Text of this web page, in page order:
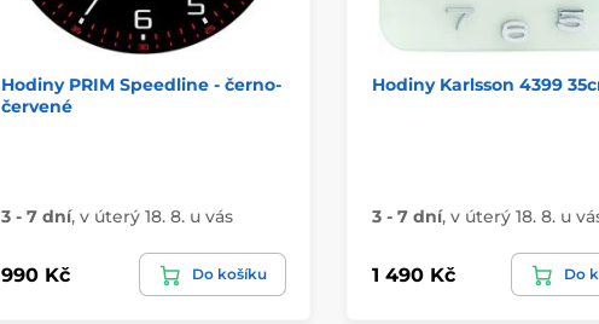
Hodiny PRIM Speedline - černo-
červené
3 - 7 dní, v úterý 18. 8. u vás
990 Kč Do košíku
Hodiny Karlsson 4399
3 - 7 dní, v úterý 18. 8. u
1 490 Kč Do